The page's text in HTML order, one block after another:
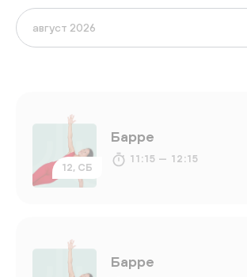
12, СБ
Барре
11:15 — 12:15
Барре